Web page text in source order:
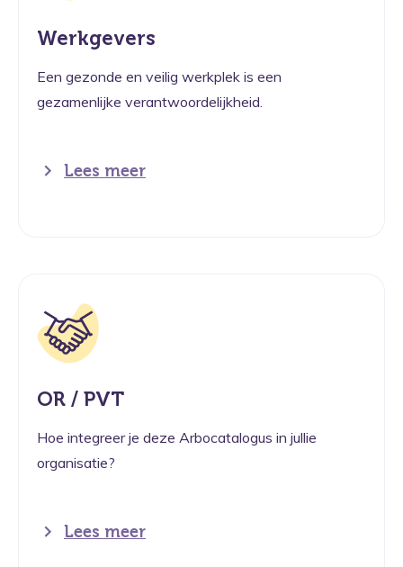
Werkgevers
Een gezonde en veilig werkplek is een
gezamenlijke verantwoordelijkheid.
Lees meer
OR / PVT
Hoe integreer je deze Arbocatalogus in jullie
organisatie?
Lees meer